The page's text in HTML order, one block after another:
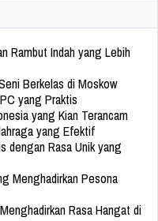
Rambut Indah yang Lebih
Berkelas di Moskow
yang Praktis
yang Kian Terancam
yang Efektif
dengan Rasa Unik yang
Menghadirkan Pesona
Rasa Hangat di